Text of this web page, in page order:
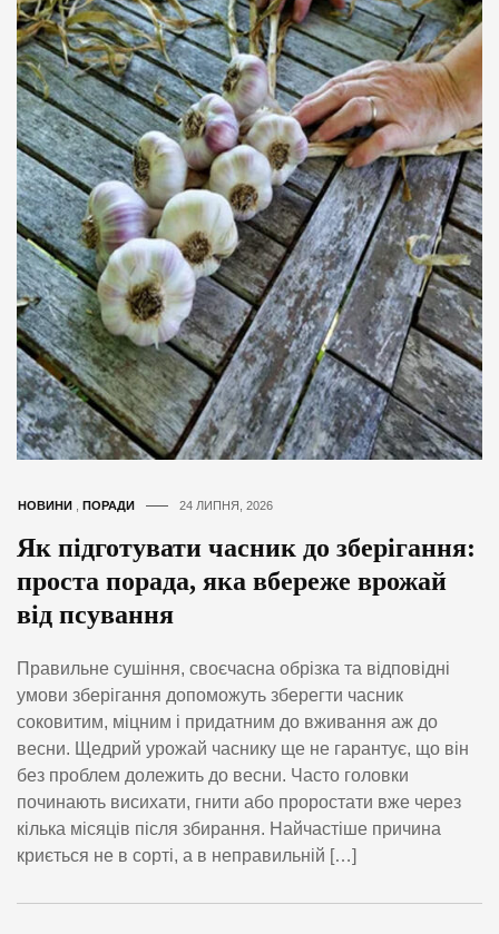
НОВИНИ ПОРАДИ 24 ЛИПНЯ, 2026
Як підготувати часник до зберігання:
проста порада, яка вбереже врожай
від псування
Правильне сушіння, своєчасна обрізка та відповідні
умови зберігання допоможуть зберегти часник
соковитим, міцним і придатним до вживання аж до
весни. Щедрий урожай часнику ще не гарантує, що він
без проблем долежить до весни. Часто головки
починають висихати, гнити або проростати вже через
кілька місяців після збирання. Найчастіше причина
криється не в сорті, а в неправильній […]